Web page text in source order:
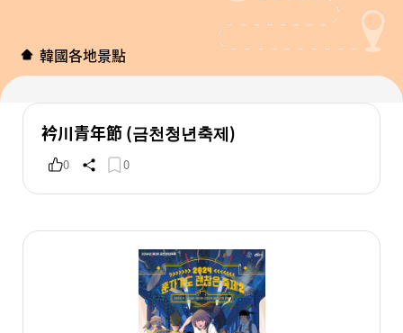
韓國各地景點
衿川青年節 (금천청년축제)
0 0